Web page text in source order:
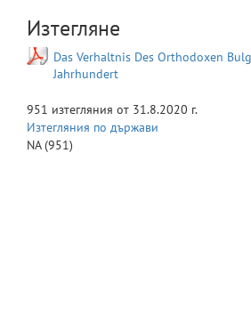
Изтегляне
Das Verhaltnis Des Orthodoxen
Jahrhundert
951 изтегляния от 31.8.2020 г.
Изтегляния по държави
NA(951)